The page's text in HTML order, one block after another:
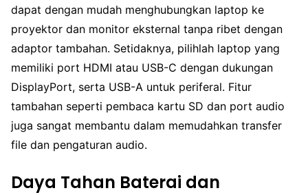
dapat dengan mudah menghubungkan laptop ke
proyektor dan monitor eksternal tanpa ribet dengan
adaptor tambahan. Setidaknya, pilihlah laptop yang
memiliki port HDMI atau USB-C dengan dukungan
DisplayPort, serta USB-A untuk periferal. Fitur
tambahan seperti pembaca kartu SD dan port audio
juga sangat membantu dalam memudahkan transfer
file dan pengaturan audio.
Daya Tahan Baterai dan